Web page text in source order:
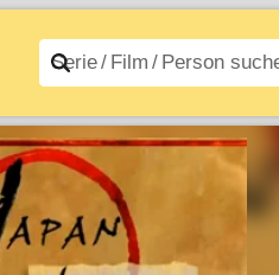
Filme A–Z